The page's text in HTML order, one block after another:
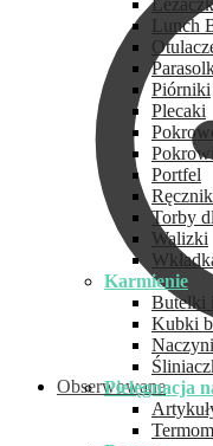
Obserwowane
Lunch
Piórniki
Plecaki
Portfel
Torby
Walizki
Karmienie
Butelki
Kubki
Pielęgnacja